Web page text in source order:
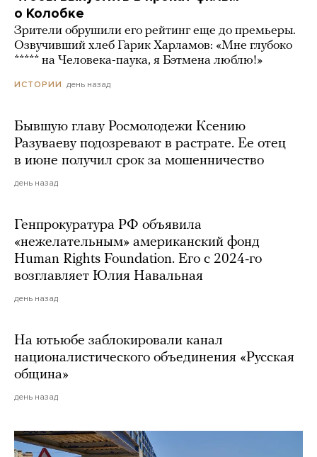
о Колобке
Зрители обрушили его рейтинг еще до премьеры.
Озвучивший хлеб Гарик Харламов: «Мне глубоко
***** на Человека-паука, я Бэтмена люблю!»
ИСТОРИИ день назад
Бывшую главу Росмолодежи Ксению
Разуваеву подозревают в растрате. Ее отец
в июне получил срок за мошенничество
день назад
Генпрокуратура РФ объявила
«нежелательным» американский фонд
Human Rights Foundation. Его с 2024-го
возглавляет Юлия Навальная
день назад
На ютьюбе заблокировали канал
националистического объединения «Русская
община»
день назад